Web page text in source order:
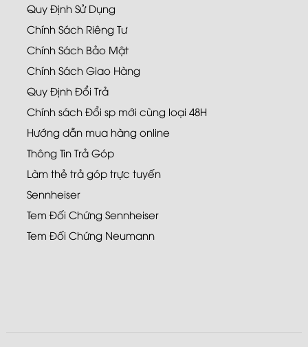
Quy Định Sử Dụng
Chính Sách Riêng Tư
Chính Sách Bảo Mật
Chính Sách Giao Hàng
Quy Định Đổi Trả
Chính sách Đổi sp mới cùng loại 48H
Hướng dẫn mua hàng online
Thông Tin Trả Góp
Làm thẻ trả góp trực tuyến
Sennheiser
Tem Đối Chứng Sennheiser
Tem Đối Chứng Neumann